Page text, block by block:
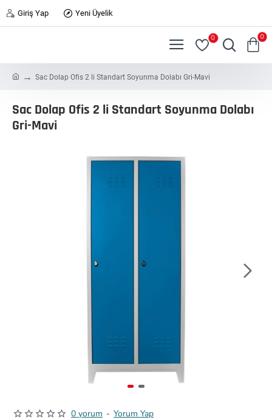
Giriş Yap Yeni Üyelik
0 0
e
Sac Dolap Ofis 2 li Standart Soyunma Dolabı Gri-Mavi
Sac Dolap Ofis 2 li Standart Soyunma Dolabı
Gri-Mavi
0 yorum - Yorum Yap